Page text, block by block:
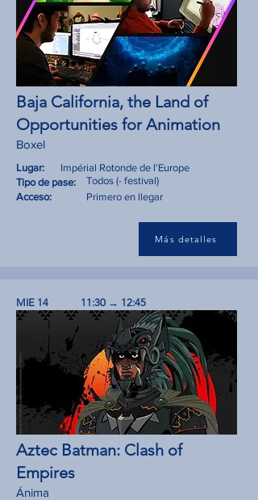
Baja California, the Land of
Opportunities for Animation
Boxel
Lugar:
Tipo de pase:
Impérial Rotonde de l'Europe
Todos (- festival)
Acceso:
Primero en llegar
Más detalles
MIE 14 11:30 → 12:45
Aztec Batman: Clash of
Empires
Ánima